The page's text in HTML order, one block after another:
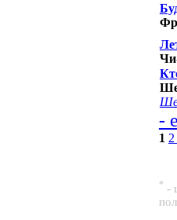
-
1 2
* -